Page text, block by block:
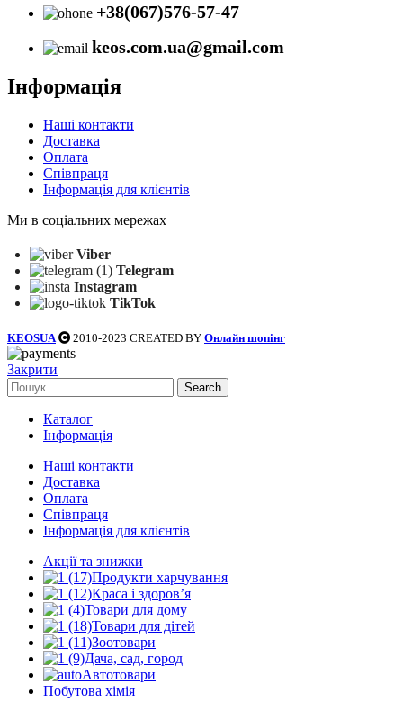
+38(067)576-57-47
keos.com.ua@gmail.com
Інформація
Наші контакти
Доставка
Оплата
Співпраця
Інформація для клієнтів
Ми в соціальних мережах
Viber
Telegram
Instagram
TikTok
KEOSUA 2010-2023 CREATED BY Онлайн шопінг
Закрити
Search
Каталог
Інформація
Наші контакти
Доставка
Оплата
Співпраця
Інформація для клієнтів
Акції та знижки
Продукти харчування
Краса і здоров’я
Товари для дому
Товари для дітей
Зоотовари
Дача, сад, город
Автотовари
Побутова хімія